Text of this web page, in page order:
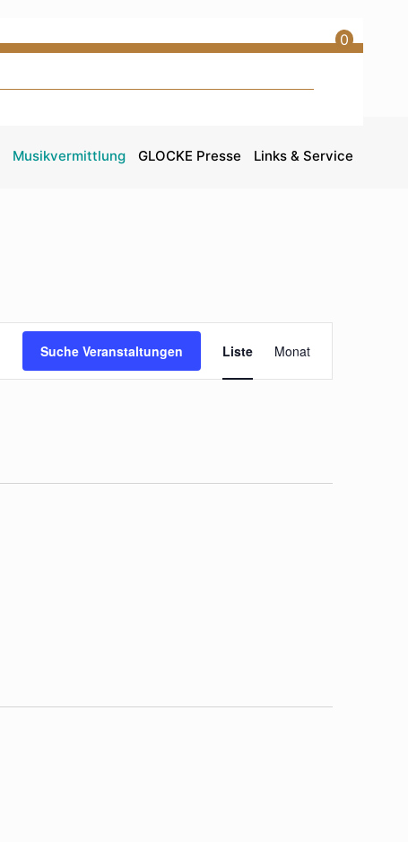
0
Musikvermittlung GLOCKE Presse Links & Service
Suche Veranstaltungen
Ansichten-
Navigation
Liste Monat